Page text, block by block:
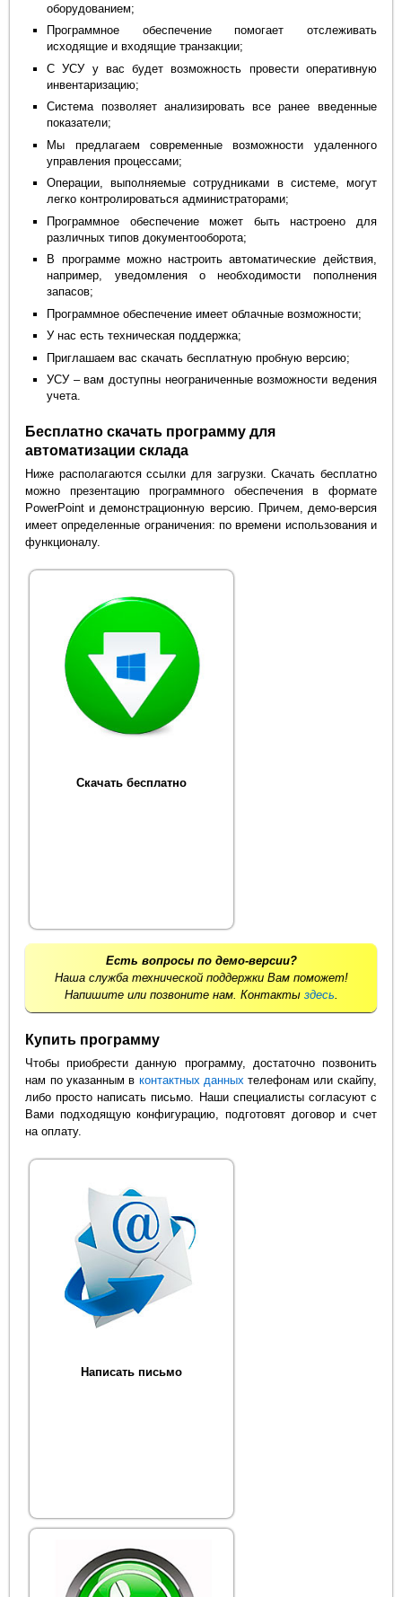
оборудованием;
Программное обеспечение помогает отслеживать
исходящие и входящие транзакции;
С УСУ у вас будет возможность провести оперативную
инвентаризацию;
Система позволяет анализировать все ранее введенные
показатели;
Мы предлагаем современные возможности удаленного
управления процессами;
Операции, выполняемые сотрудниками в системе, могут
легко контролироваться администраторами;
Программное обеспечение может быть настроено для
различных типов документооборота;
В программе можно настроить автоматические действия,
например, уведомления о необходимости пополнения
запасов;
Программное обеспечение имеет облачные возможности;
У нас есть техническая поддержка;
Приглашаем вас скачать бесплатную пробную версию;
УСУ – вам доступны неограниченные возможности ведения
учета.
Бесплатно скачать программу для
автоматизации склада
Ниже располагаются ссылки для загрузки. Скачать бесплатно
можно презентацию программного обеспечения в формате
PowerPoint и демонстрационную версию. Причем, демо-версия
имеет определенные ограничения: по времени использования и
функционалу.
Скачать бесплатно
Есть вопросы по демо-версии?
Наша служба технической поддержки Вам поможет!
Напишите или позвоните нам. Контакты здесь
Купить программу
Чтобы приобрести данную программу, достаточно позвонить
нам по указанным в контактных данных телефонам или скайпу,
либо просто написать письмо. Наши специалисты согласуют с
Вами подходящую конфигурацию, подготовят договор и счет
на оплату.
Написать письмо